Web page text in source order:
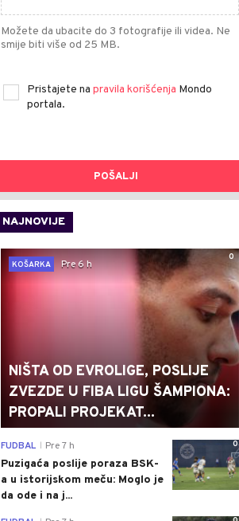
Možete da ubacite do 3 fotografije ili videa. Ne
smije biti više od 25 MB.
Pristajete na pravila korišćenja Mondo
portala.
POŠALJI
NAJNOVIJE
0
KOŠARKA
Pre 6 h
NIŠTA OD EVROLIGE, POSLIJE
ZVEZDE U FIBA LIGU ŠAMPIONA:
PROPALI PROJEKAT...
0
FUDBAL Pre 7 h
Puzigaća poslije poraza BSK-
a u istorijskom meču: Moglo je
da ode i na j...